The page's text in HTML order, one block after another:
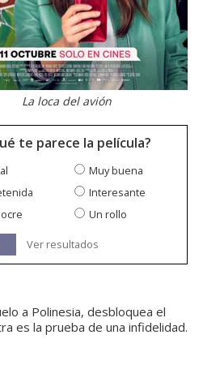
La loca del avión
te parece la película?
Muy buena
Interesante
Un rollo
Ver resultados
a Polinesia, desbloquea el
es la prueba de una infidelidad.